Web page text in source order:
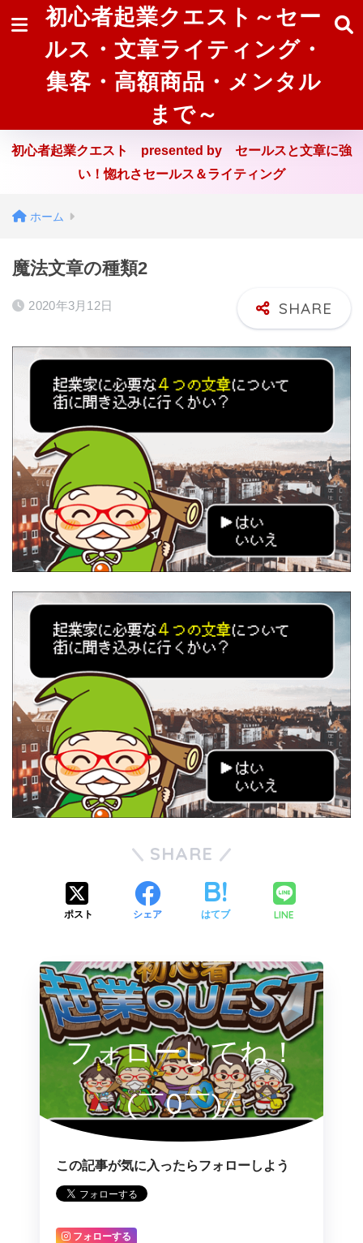
初心者起業クエスト～セー
ルス・文章ライティング・
集客・高額商品・メンタル
まで～
初心者起業クエスト presented by セールスと文章に強
い！惚れさセールス＆ライティング
ホーム
魔法文章の種類2
2020年3月12日
SHARE
ポスト シェア はてブ LINE
フォローしてね！
(￣0￣)/
この記事が気に入ったらフォローしよう
フォローする